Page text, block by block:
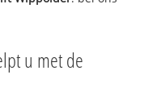
u met de